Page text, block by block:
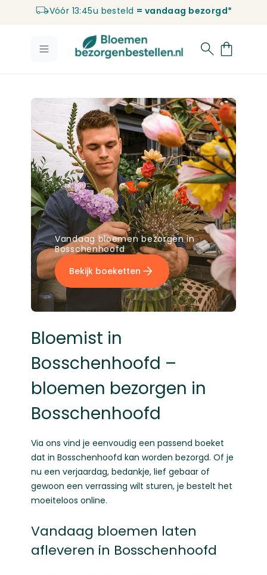
Vóór 13:45u besteld = vandaag bezorgd*
Bloemist in
Bosschenhoofd –
bloemen bezorgen in
Bosschenhoofd
Via ons vind je eenvoudig een passend boeket
dat in Bosschenhoofd kan worden bezorgd. Of je
nu een verjaardag, bedankje, lief gebaar of
gewoon een verrassing wilt sturen, je bestelt het
moeiteloos online.
Vandaag bloemen laten
afleveren in Bosschenhoofd
Vandaag bloemen bezorgen in
Bosschenhoofd
Bekijk boeketten